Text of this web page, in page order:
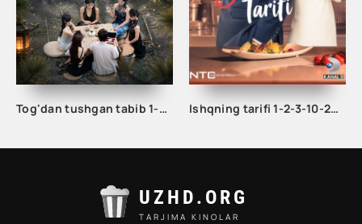
Tog'dan tushgan tabib 1-2-3-10-20-30-50-60-70-80-90 Qism drama koreya seriali uzbek tilida Barcha qismlar Ishqning tarifi 1-2-3-10-20-30-40-50-60-70-100 qism turk serial Uzbek tilida Barcha qismlar
UZHD.ORG
TARJIMA KINOLAR